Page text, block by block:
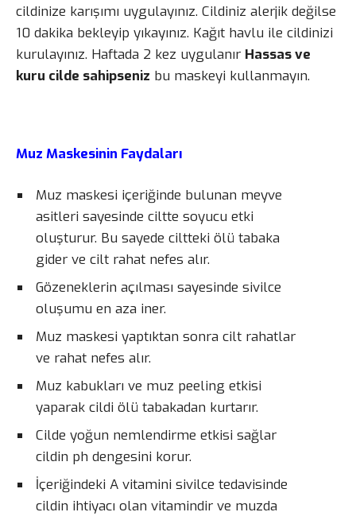
cildinize karışımı uygulayınız. Cildiniz alerjik değilse
10 dakika bekleyip yıkayınız. Kağıt havlu ile cildinizi
kurulayınız. Haftada 2 kez uygulanır Hassas ve
kuru cilde sahipseniz bu maskeyi kullanmayın.
Muz Maskesinin Faydaları
Muz maskesi içeriğinde bulunan meyve
asitleri sayesinde ciltte soyucu etki
oluşturur. Bu sayede ciltteki ölü tabaka
gider ve cilt rahat nefes alır.
Gözeneklerin açılması sayesinde sivilce
oluşumu en aza iner.
Muz maskesi yaptıktan sonra cilt rahatlar
ve rahat nefes alır.
Muz kabukları ve muz peeling etkisi
yaparak cildi ölü tabakadan kurtarır.
Cilde yoğun nemlendirme etkisi sağlar
cildin ph dengesini korur.
İçeriğindeki A vitamini sivilce tedavisinde
cildin ihtiyacı olan vitamindir ve muzda